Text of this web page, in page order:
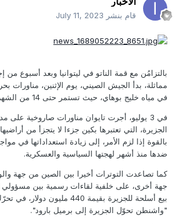
قام بنشر July 11, 2023
بالتزامُن مع قمة الناتو في ليتوانيا وبعد أسبوع من
مماثلة، بدأ الجيش الصيني، يوم الإثنين، مناورات
في مياه خليج بوهاي، حيث تستمر حتى 14 من الشهر الجاري.
في 3 يوليو، أجرت تايوان مناورات صاروخية
الجزيرة، التي تعتبرها بكين جزءا لا يتجزأ من أراضيها
بالقوة إذا لزم الأمر، إلى زيادة استعداداتها في
ضدها منذ أشهر لهجتها السياسية والعسكرية.
كما تصاعدت التوترات أخيرا بين الصين من جهة
جهة أخرى، على خلفية لقاءات رسمية بين مسؤولي
بيع أسلحة للجزيرة بقيمة 440 مليون
"واشنطن تحوّل الجزيرة إلى برميل بارود".